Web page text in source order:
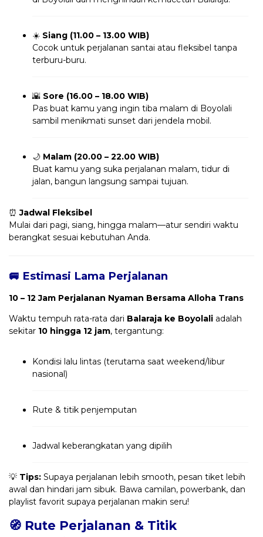
☀️ Siang (11.00 – 13.00 WIB)
Cocok untuk perjalanan santai atau fleksibel tanpa
terburu-buru.
🌇 Sore (16.00 – 18.00 WIB)
Pas buat kamu yang ingin tiba malam di Boyolali
sambil menikmati sunset dari jendela mobil.
🌙 Malam (20.00 – 22.00 WIB)
Buat kamu yang suka perjalanan malam, tidur di
jalan, bangun langsung sampai tujuan.
⏰Jadwal Fleksibel
Mulai dari pagi, siang, hingga malam—atur sendiri waktu
berangkat sesuai kebutuhan Anda.
🚐 Estimasi Lama Perjalanan
10 – 12 Jam Perjalanan Nyaman Bersama Alloha Trans
Waktu tempuh rata-rata dari Balaraja ke Boyolali adalah
sekitar 10 hingga 12 jam, tergantung:
Kondisi lalu lintas (terutama saat weekend/libur
nasional)
Rute & titik penjemputan
Jadwal keberangkatan yang dipilih
💡 Tips: Supaya perjalanan lebih smooth, pesan tiket lebih
awal dan hindari jam sibuk. Bawa camilan, powerbank, dan
playlist favorit supaya perjalanan makin seru!
🧭 Rute Perjalanan & Titik